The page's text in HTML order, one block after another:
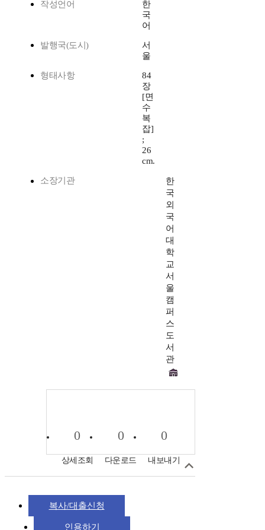
작성언어
한
국
어
발행국(도시)
서
울
형태사항
84
장
[면
수
복
잡]
;
26
cm.
소장기관
한
국
외
국
어
대
학
교
서
울
캠
퍼
스
도
서
관
0
상세조회
0
다운로드
0
내보내기
복사/대출신청
인용하기